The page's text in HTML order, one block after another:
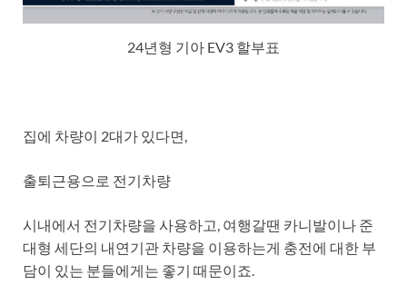
24년형 기아 EV3 할부표
집에 차량이 2대가 있다면,
출퇴근용으로 전기차량
시내에서 전기차량을 사용하고, 여행갈땐 카니발이나 준
대형 세단의 내연기관 차량을 이용하는게 충전에 대한 부
담이 있는 분들에게는 좋기 때문이죠.